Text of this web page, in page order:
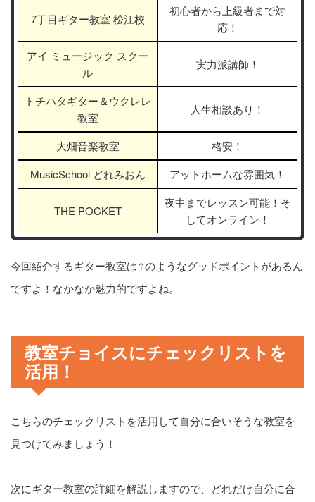
7丁目ギター教室 松江校
初心者から上級者まで対
応！
アイ ミュージック スクー
ル
実力派講師！
トチハタギター＆ウクレレ
教室
人生相談あり！
大畑音楽教室
格安！
MusicSchool どれみおん
アットホームな雰囲気！
THE POCKET
夜中までレッスン可能！そ
してオンライン！
今回紹介するギター教室は↑のようなグッドポイントがあるん
ですよ！なかなか魅力的ですよね。
教室チョイスにチェックリストを
活用！
こちらのチェックリストを活用して自分に合いそうな教室を
見つけてみましょう！
次にギター教室の詳細を解説しますので、どれだけ自分に合